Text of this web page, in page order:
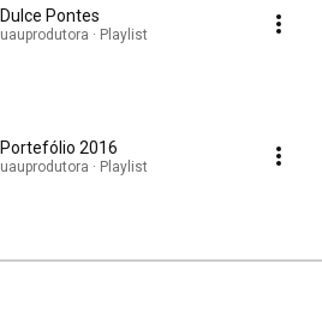
Dulce Pontes
uauprodutora · Playlist
Portefólio 2016
uauprodutora · Playlist